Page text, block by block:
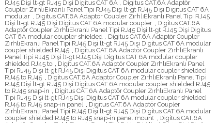
RJ45 Dişi lt-gt RJ45 Dişi Digitus CAT 6A
Digitus CAT.6A Adaptör
Coupler ZırhlıEkranlı Panel Tipi RJ45 Dişi lt-gt RJ45 Dişi Digitus CAT 6A
modular
Digitus CAT.6A Adaptör Coupler ZırhlıEkranlı Panel Tipi RJ45
Dişi lt-gt RJ45 Dişi Digitus CAT 6A modular coupler
Digitus CAT.6A
Adaptör Coupler ZırhlıEkranlı Panel Tipi RJ45 Dişi lt-gt RJ45 Dişi Digitus
CAT 6A modular coupler shielded
Digitus CAT.6A Adaptör Coupler
ZırhlıEkranlı Panel Tipi RJ45 Dişi lt-gt RJ45 Dişi Digitus CAT 6A modular
coupler shielded RJ45
Digitus CAT.6A Adaptör Coupler ZırhlıEkranlı
Panel Tipi RJ45 Dişi lt-gt RJ45 Dişi Digitus CAT 6A modular coupler
shielded RJ45 to
Digitus CAT.6A Adaptör Coupler ZırhlıEkranlı Panel
Tipi RJ45 Dişi lt-gt RJ45 Dişi Digitus CAT 6A modular coupler shielded
RJ45 to RJ45
Digitus CAT.6A Adaptör Coupler ZırhlıEkranlı Panel Tipi
RJ45 Dişi lt-gt RJ45 Dişi Digitus CAT 6A modular coupler shielded RJ45
to RJ45 snap-in
Digitus CAT.6A Adaptör Coupler ZırhlıEkranlı Panel
Tipi RJ45 Dişi lt-gt RJ45 Dişi Digitus CAT 6A modular coupler shielded
RJ45 to RJ45 snap-in panel
Digitus CAT.6A Adaptör Coupler
ZırhlıEkranlı Panel Tipi RJ45 Dişi lt-gt RJ45 Dişi Digitus CAT 6A modular
coupler shielded RJ45 to RJ45 snap-in panel mount
Digitus CAT.6A